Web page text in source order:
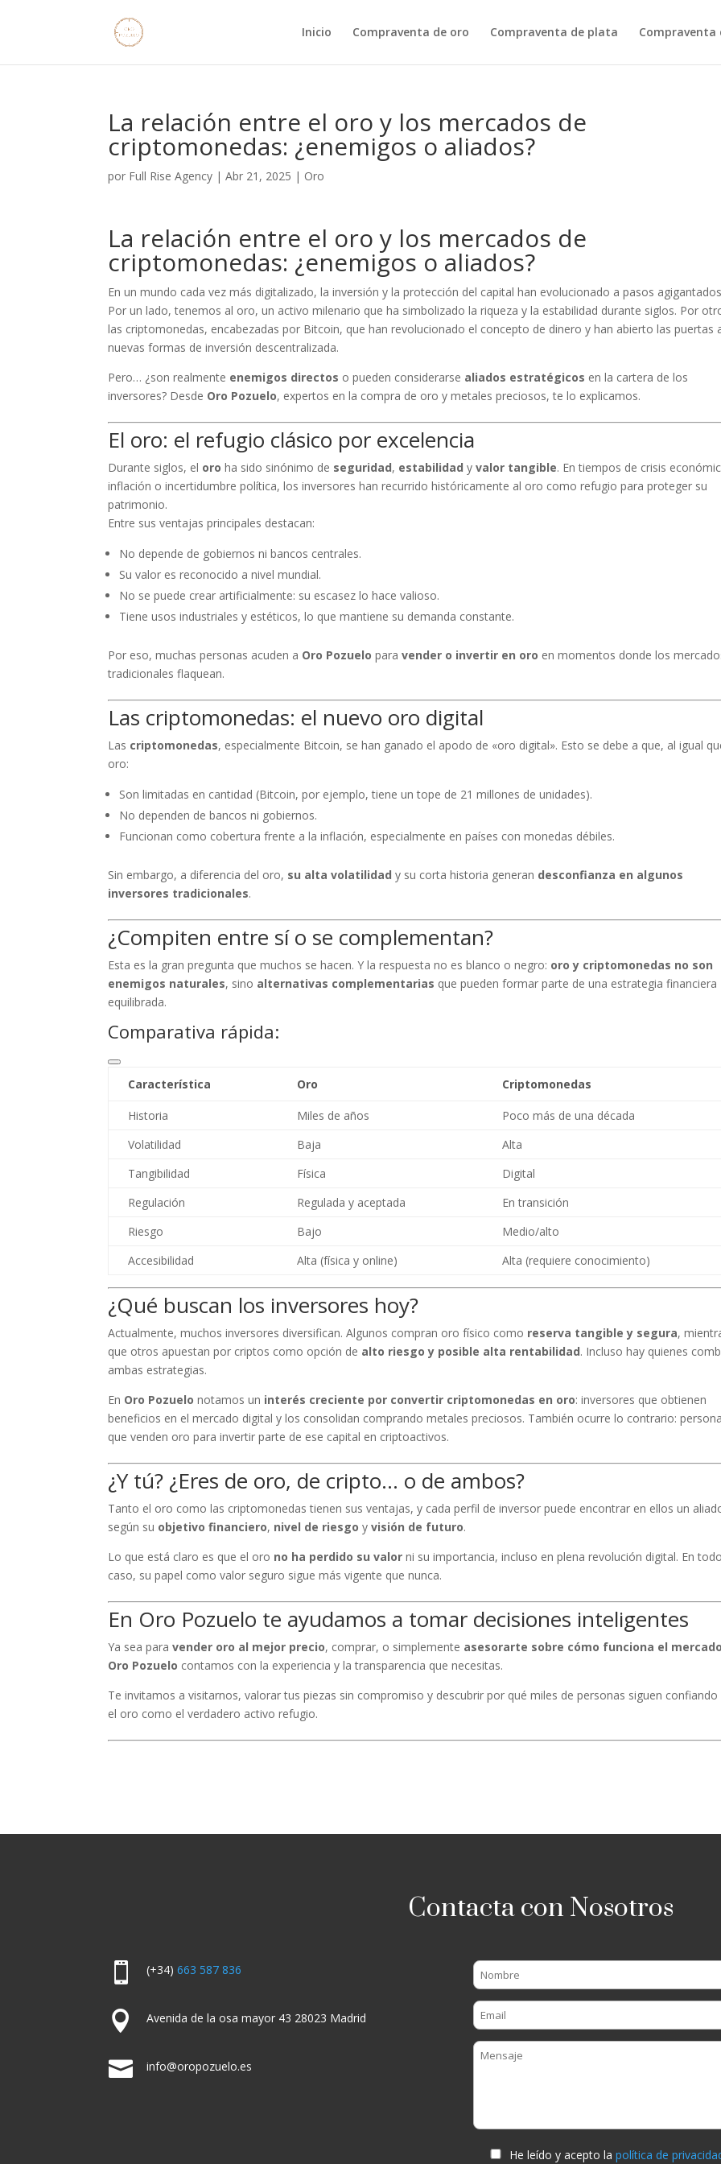
Inicio Compraventa de oro Compraventa de plata Compraventa
La relación entre el oro y los mercados de
criptomonedas: ¿enemigos o aliados?
por Full Rise Agency |Abr 21, 2025 | Oro
La relación entre el oro y los mercados de
criptomonedas: ¿enemigos o aliados?
En un mundo cada vez más digitalizado, la inversión y la protección del capital han evolucionado a pasos
Por un lado, tenemos al oro, un activo milenario que ha simbolizado la riqueza y la estabilidad durante siglos. Por
las criptomonedas, encabezadas por Bitcoin, que han revolucionado el concepto de dinero y han abierto las puertas
nuevas formas de inversión descentralizada.
Pero… ¿son realmente enemigos directos o pueden considerarse aliados estratégicos en la cartera de los
inversores? Desde Oro Pozuelo, expertos en la compra de oro y metales preciosos, te lo explicamos.
El oro: el refugio clásico por excelencia
Durante siglos, el oro ha sido sinónimo de seguridad, estabilidad yvalor tangible. En tiempos de crisis
inflación o incertidumbre política, los inversores han recurrido históricamente al oro como refugio para proteger su
patrimonio.
Entre sus ventajas principales destacan:
No depende de gobiernos ni bancos centrales.
Su valor es reconocido a nivel mundial.
No se puede crear artificialmente: su escasez lo hace valioso.
Tiene usos industriales y estéticos, lo que mantiene su demanda constante.
Por eso, muchas personas acuden a Oro Pozuelo paravender o invertir en oro en momentos donde los
tradicionales flaquean.
Las criptomonedas: el nuevo oro digital
Las criptomonedas, especialmente Bitcoin, se han ganado el apodo de «oro digital». Esto se debe a que, al igual
oro:
Son limitadas en cantidad (Bitcoin, por ejemplo, tiene un tope de 21 millones de unidades).
No dependen de bancos ni gobiernos.
Funcionan como cobertura frente a la inflación, especialmente en países con monedas débiles.
Sin embargo, a diferencia del oro, su alta volatilidad y su corta historia generan desconfianza en algunos
inversores tradicionales.
¿Compiten entre sí o se complementan?
Esta es la gran pregunta que muchos se hacen. Y la respuesta no es blanco o negro: oro y criptomonedas no son
enemigos naturales, sino alternativas complementarias que pueden formar parte de una estrategia financiera
equilibrada.
Comparativa rápida:
Característica Oro Criptomonedas
Historia Miles de años
Poco más de una década
Volatilidad
Baja
Alta
Tangibilidad
Física
Digital
Regulación
Regulada y aceptada
En transición
Riesgo
Bajo
Medio/alto
Accesibilidad
Alta (física y online) Alta (requiere conocimiento)
¿Qué buscan los inversores hoy?
Actualmente, muchos inversores diversifican. Algunos compran oro físico como reserva tangible y segura,
que otros apuestan por criptos como opción de alto riesgo y posible alta rentabilidad. Incluso hay quienes
ambas estrategias.
En Oro Pozuelo notamos un interés creciente por convertir criptomonedas en oro: inversores que obtienen
beneficios en el mercado digital y los consolidan comprando metales preciosos. También ocurre lo contrario:
que venden oro para invertir parte de ese capital en criptoactivos.
¿Y tú? ¿Eres de oro, de cripto… o de ambos?
Tanto el oro como las criptomonedas tienen sus ventajas, y cada perfil de inversor puede encontrar en ellos un
según su objetivo financiero, nivel de riesgo yvisión de futuro.
Lo que está claro es que el oro no ha perdido su valor ni su importancia, incluso en plena revolución digital. En
caso, su papel como valor seguro sigue más vigente que nunca.
En Oro Pozuelo te ayudamos a tomar decisiones inteligentes
Ya sea paravender oro al mejor precio, comprar, o simplemente asesorarte sobre cómo funciona el
Oro Pozuelo contamos con la experiencia y la transparencia que necesitas.
Te invitamos a visitarnos, valorar tus piezas sin compromiso y descubrir por qué miles de personas siguen confiando
el oro como el verdadero activo refugio.
Contacta con Nosotros
 (+34) 663 587 836
 Avenida de la osa mayor 43 28023 Madrid
 info@oropozuelo.es
He leído y acepto lapolítica de